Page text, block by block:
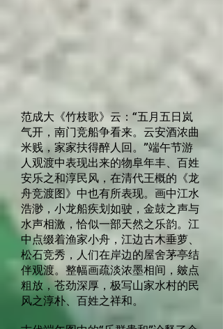
范成大《竹枝歌》云：“五月五日岚
气开，南门竞船争看来。云安酒浓曲
米贱，家家扶得醉人回。”端午节游
人观渡中表现出来的物阜年丰、百姓
安乐之和淳民风，在清代王概的《龙
舟竞渡图》中也有所表现。画中江水
浩渺，小龙船疾划如驶，金鼓之声与
水声相激，恰似一部天然之乐韵。江
中点缀着渔家小舟，江边古木垂萝、
松石竞秀，人们在岸边的屋舍茅亭结
伴观渡。整幅画疏淡浓墨相间，皴点
粗放，苍劲深厚，极写山家水村的民
风之淳朴、百姓之祥和。